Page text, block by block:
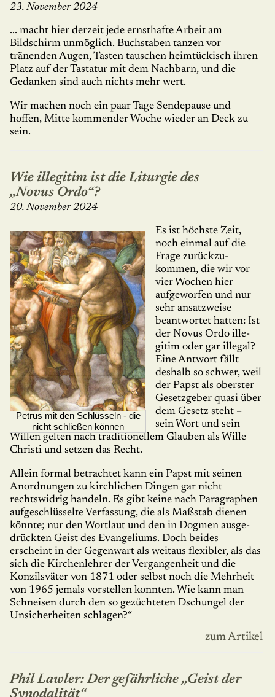
23. November 2024
... macht hier derzeit jede ernsthafte Arbeit am
Bildschirm unmöglich. Buchstaben tanzen vor
tränenden Augen, Tasten tauschen heimtückisch ihren
Platz auf der Tastatur mit dem Nachbarn, und die
Gedanken sind auch nichts mehr wert.
Wir machen noch ein paar Tage Sendepause und
hoffen, Mitte kommender Woche wieder an Deck zu
sein.
Wie illegitim ist die Liturgie des
„Novus Ordo“?
20. November 2024
Petrus mit den Schlüsseln - die
nicht schließen können
Es ist höchste Zeit,
noch einmal auf die
Frage zurück­zu­
kommen, die wir vor
vier Wochen hier
aufgeworfen und nur
sehr ansatzweise
beantwortet hatten: Ist
der Novus Ordo ille­
gitim oder gar illegal?
Eine Antwort fällt
deshalb so schwer, weil
der Papst als oberster
Gesetzgeber quasi über
dem Gesetz steht –
sein Wort und sein
Willen gelten nach tradi­tionellem Glauben als Wille
Christi und setzen das Recht.
Allein formal be­trach­tet kann ein Papst mit seinen
Anordnungen zu kirch­lichen Dingen gar nicht
rechtswidrig han­deln. Es gibt keine nach Paragraphen
aufgeschlüsselte Verfassung, die als Maß­stab dienen
könnte; nur den Wortlaut und den in Dogmen ausge­
drückten Geist des Evangeliums. Doch beides
erscheint in der Gegen­wart als weitaus flexibler, als das
sich die Kirchenlehrer der Vergangen­heit und die
Konzilsväter von 1871 oder selbst noch die Mehrheit
von 1965 jemals vorstellen konnten. Wie kann man
Schneisen durch den so gezüchteten Dschungel der
Unsicherheiten schlagen?“
zum Artikel
Phil Lawler: Der gefährliche „Geist der